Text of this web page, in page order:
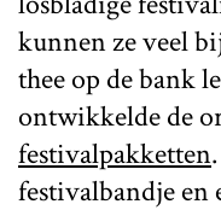
kunnen ze veel
thee op de bank
ontwikkelde de
festivalpakketten
festivalbandje